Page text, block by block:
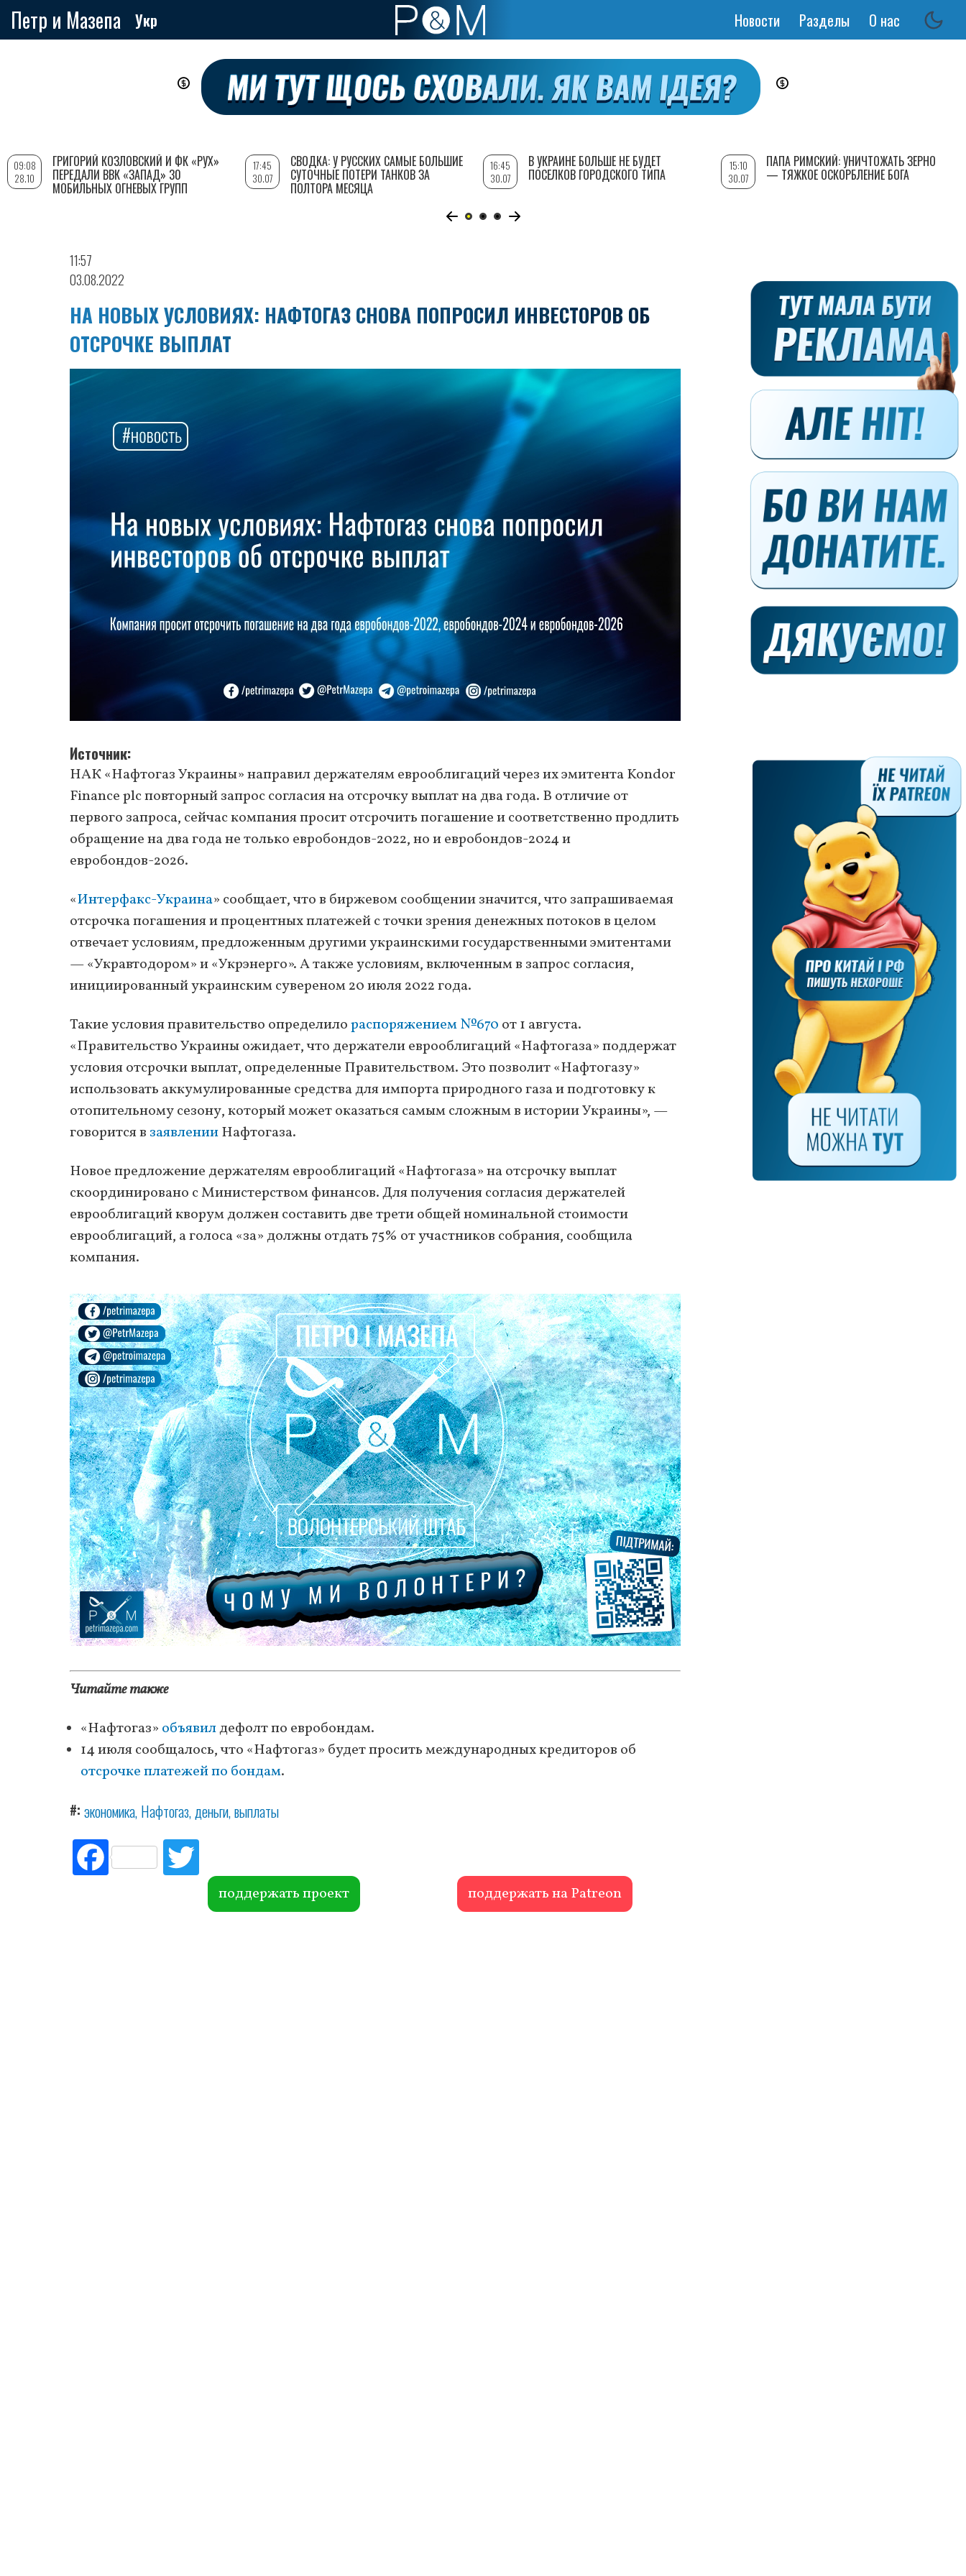
Петр и Мазепа Укр
Основная
Новости Разделы О нас
11:57
03.08.2022
НА НОВЫХ УСЛОВИЯХ: НАФТОГАЗ СНОВА ПОПРОСИЛ ИНВЕСТОРОВ ОБ
ОТСРОЧКЕ ВЫПЛАТ
Источник
НАК «Нафтогаз Украины» направил держателям еврооблигаций через их эмитента Kondor
Finance plc повторный запрос согласия на отсрочку выплат на два года. В отличие от
первого запроса, сейчас компания просит отсрочить погашение и соответственно продлить
обращение на два года не только евробондов-2022, но и евробондов-2024 и
евробондов-2026.
«Интерфакс-Украина» сообщает, что в биржевом сообщении значится, что запрашиваемая
отсрочка погашения и процентных платежей с точки зрения денежных потоков в целом
отвечает условиям, предложенным другими украинскими государственными эмитентами
— «Укравтодором» и «Укрэнерго». А также условиям, включенным в запрос согласия,
инициированный украинским сувереном 20 июля 2022 года.
Такие условия правительство определилораспоряжением №670 от 1 августа.
«Правительство Украины ожидает, что держатели еврооблигаций «Нафтогаза» поддержат
условия отсрочки выплат, определенные Правительством. Это позволит «Нафтогазу»
использовать аккумулированные средства для импорта природного газа и подготовку к
отопительному сезону, который может оказаться самым сложным в истории Украины», —
говорится в заявленииНафтогаза.
Новое предложение держателям еврооблигаций «Нафтогаза» на отсрочку выплат
скоординировано с Министерством финансов. Для получения согласия держателей
еврооблигаций кворум должен составить две трети общей номинальной стоимости
еврооблигаций, а голоса «за» должны отдать 75% от участников собрания, сообщила
компания.
Читайте также
«Нафтогаз» объявилдефолт по евробондам.
14 июля сообщалось, что «Нафтогаз» будет просить международных кредиторов об
отсрочке платежей по бондам.
# экономика Нафтогаз деньги выплаты
Fac
ebo itte
r поддержать проект поддержать на Patreon
09:08
28.10
ГРИГОРИЙ КОЗЛОВСКИЙ И ФК «РУХ»
ПЕРЕДАЛИ ВВК «ЗАПАД» 30
МОБИЛЬНЫХ ОГНЕВЫХ ГРУПП
17:45
30.07
СВОДКА: У РУССКИХ САМЫЕ БОЛЬШИЕ
СУТОЧНЫЕ ПОТЕРИ ТАНКОВ ЗА
ПОЛТОРА МЕСЯЦА
16:45
30.07
В УКРАИНЕ БОЛЬШЕ НЕ БУДЕТ
ПОСЕЛКОВ ГОРОДСКОГО ТИПА
15:10
30.07
ПАПА РИМСКИЙ: УНИЧТОЖАТЬ ЗЕРНО
— ТЯЖКОЕ ОСКОРБЛЕНИЕ БОГА